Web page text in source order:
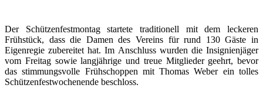
Der Schützenfestmontag startete traditionell mit dem leckeren
Frühstück, dass die Damen des Vereins für rund 130 Gäste in
Eigenregie zubereitet hat. Im Anschluss wurden die Insignienjäger
vom Freitag sowie langjährige und treue Mitglieder geehrt, bevor
das stimmungsvolle Frühschoppen mit Thomas Weber ein tolles
Schützenfestwochenende beschloss.